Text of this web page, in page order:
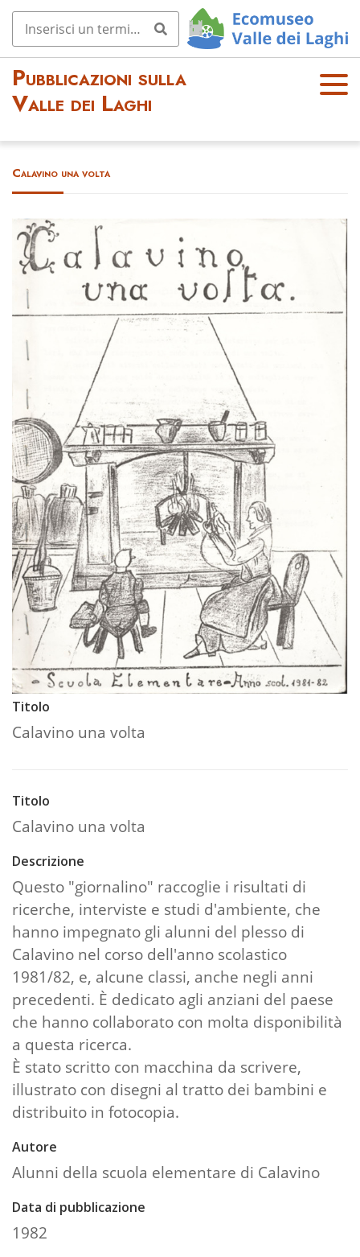
Pubblicazioni sulla
Valle dei Laghi
OPE
Calavino una volta
Titolo
Calavino una volta
Titolo
Calavino una volta
Descrizione
Questo "giornalino" raccoglie i risultati di
ricerche, interviste e studi d'ambiente, che
hanno impegnato gli alunni del plesso di
Calavino nel corso dell'anno scolastico
1981/82, e, alcune classi, anche negli anni
precedenti. È dedicato agli anziani del paese
che hanno collaborato con molta disponibilità
a questa ricerca.
È stato scritto con macchina da scrivere,
illustrato con disegni al tratto dei bambini e
distribuito in fotocopia.
Autore
Alunni della scuola elementare di Calavino
Data di pubblicazione
1982